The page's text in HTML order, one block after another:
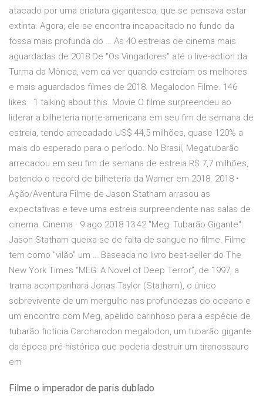
atacado por uma criatura gigantesca, que se pensava estar
extinta. Agora, ele se encontra incapacitado no fundo da
fossa mais profunda do … As 40 estreias de cinema mais
aguardadas de 2018 De "Os Vingadores" até o live-action da
Turma da Mônica, vem cá ver quando estreiam os melhores
e mais aguardados filmes de 2018. Megalodon Filme. 146
likes · 1 talking about this. Movie O filme surpreendeu ao
liderar a bilheteria norte-americana em seu fim de semana de
estreia, tendo arrecadado US$ 44,5 milhões, quase 120% a
mais do esperado para o período. No Brasil, Megatubarão
arrecadou em seu fim de semana de estreia R$ 7,7 milhões,
batendo o record de bilheteria da Warner em 2018. 2018 •
Ação/Aventura Filme de Jason Statham arrasou as
expectativas e teve uma estreia surpreendente nas salas de
cinema. Cinema · 9 ago 2018 13:42 "Meg: Tubarão Gigante":
Jason Statham queixa-se de falta de sangue no filme. Filme
tem como "vilão" um … Baseada no livro best-seller do The
New York Times “MEG: A Novel of Deep Terror”, de 1997, a
trama acompanhará Jonas Taylor (Statham), o único
sobrevivente de um mergulho nas profundezas do oceano e
um encontro com Meg, apelido carinhoso para a espécie de
tubarão fictícia Carcharodon megalodon, um tubarão gigante
da época pré-histórica que poderia destruir um tiranossauro
em
Filme o imperador de paris dublado